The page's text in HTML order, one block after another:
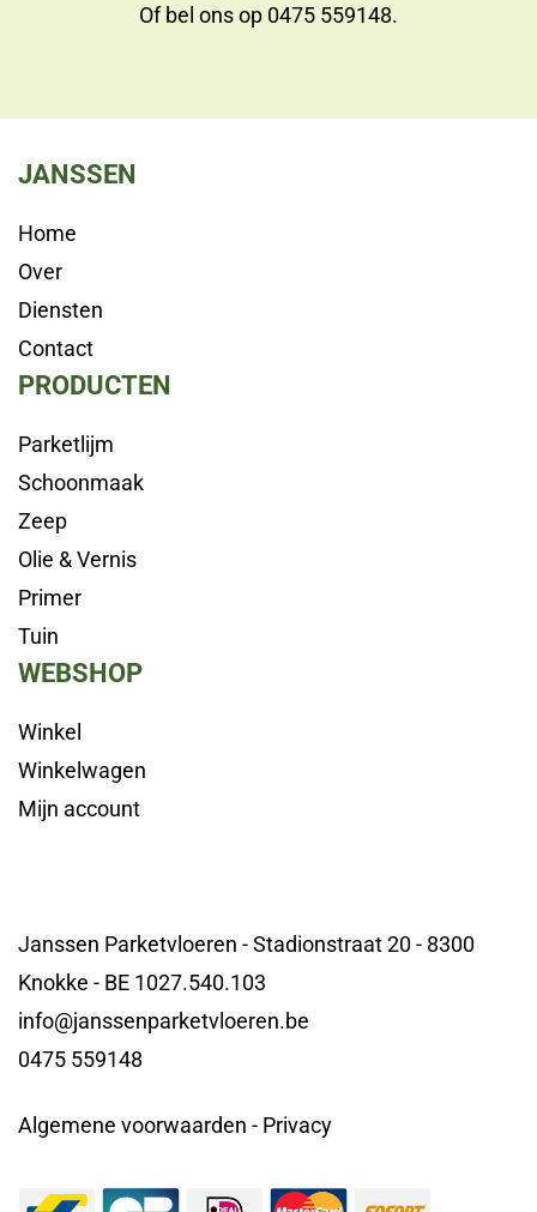
Of bel ons op 0475 559148.
JANSSEN
Home
Over
Diensten
Contact
PRODUCTEN
Parketlijm
Schoonmaak
Zeep
Olie & Vernis
Primer
Tuin
WEBSHOP
Winkel
Winkelwagen
Mijn account
Janssen Parketvloeren - Stadionstraat 20 - 8300
Knokke - BE 1027.540.103
info@janssenparketvloeren.be
0475 559148
Algemene voorwaarden - Privacy